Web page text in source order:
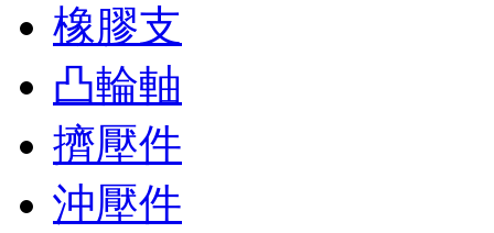
橡膠支
凸輪軸
擠壓件
沖壓件